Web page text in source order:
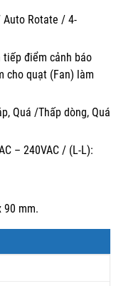
Rotate / 4-
tiếp điểm cảnh báo
cho quạt (Fan) làm
Quá /Thấp dòng, Quá
– 240VAC / (L-L):
90 mm.